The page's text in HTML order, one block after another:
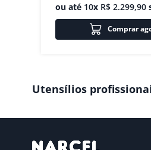
ou até 10x R$ 2.299,90
Comprar
Utensílios